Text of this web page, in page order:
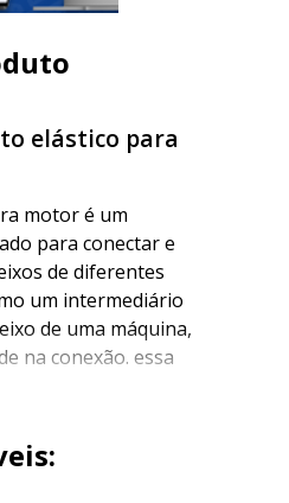
elástico para
motor é um
para conectar e
de diferentes
um intermediário
de uma máquina,
na conexão. essa
absorver